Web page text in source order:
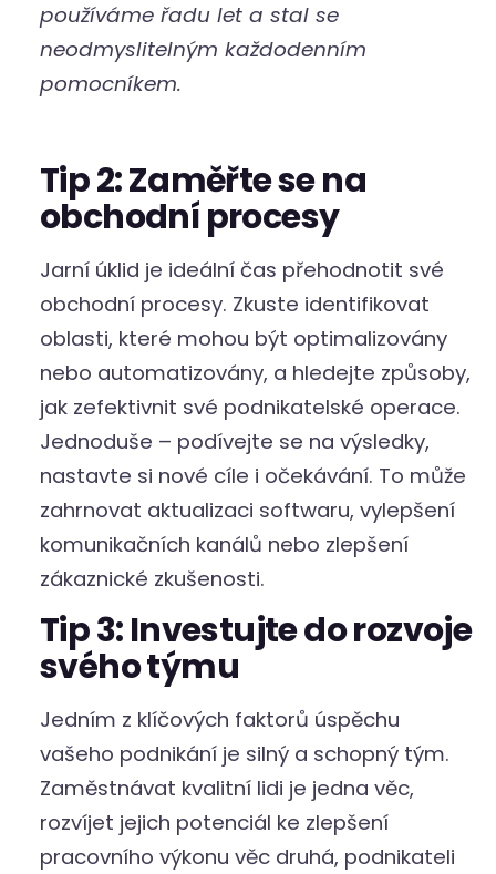
používáme řadu let a stal se
neodmyslitelným každodenním
pomocníkem.
Tip 2: Zaměřte se na
obchodní procesy
Jarní úklid je ideální čas přehodnotit své
obchodní procesy. Zkuste identifikovat
oblasti, které mohou být optimalizovány
nebo automatizovány, a hledejte způsoby,
jak zefektivnit své podnikatelské operace.
Jednoduše – podívejte se na výsledky,
nastavte si nové cíle i očekávání. To může
zahrnovat aktualizaci softwaru, vylepšení
komunikačních kanálů nebo zlepšení
zákaznické zkušenosti.
Tip 3: Investujte do rozvoje
svého týmu
Jedním z klíčových faktorů úspěchu
vašeho podnikání je silný a schopný tým.
Zaměstnávat kvalitní lidi je jedna věc,
rozvíjet jejich potenciál ke zlepšení
pracovního výkonu věc druhá, podnikateli